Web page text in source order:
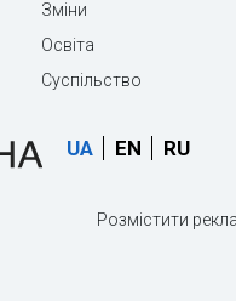
Зміни
Освіта
Суспільство
UA EN RU
Розмістити